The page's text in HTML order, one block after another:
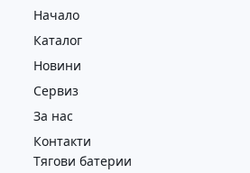
7476
Начало
Каталог
Новини
Сервиз
За нас
Контакти
Тягови батерии